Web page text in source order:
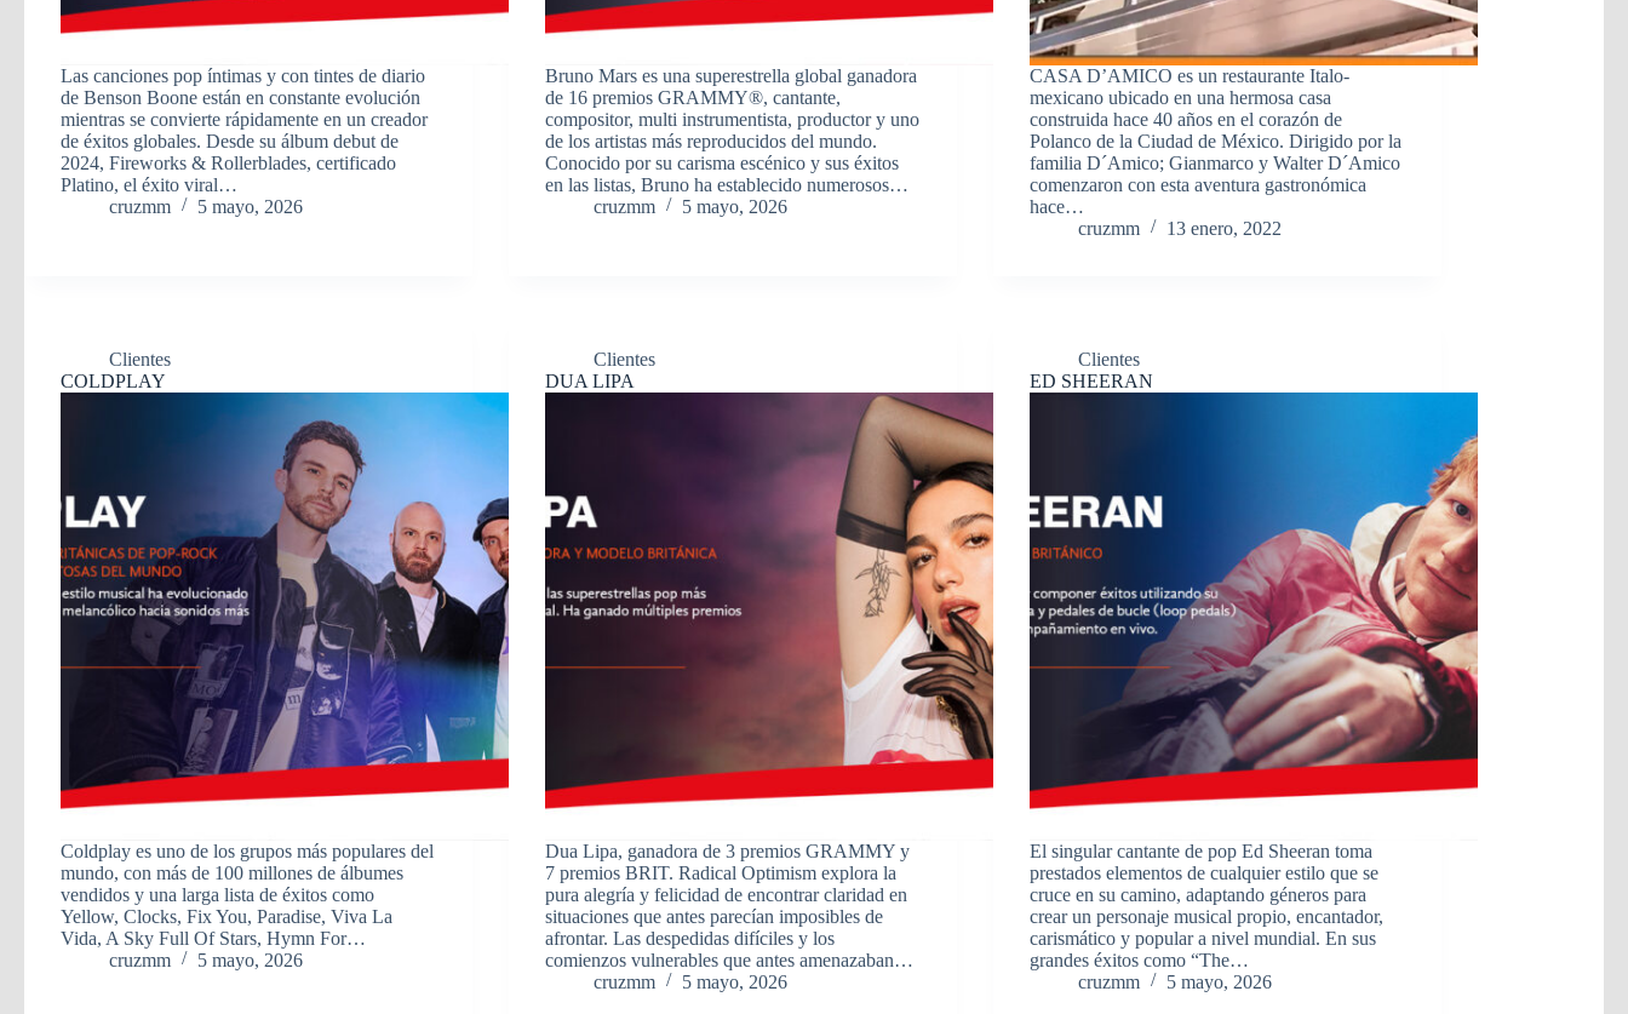
Las canciones pop íntimas y con tintes de diario
de Benson Boone están en constante evolución
mientras se convierte rápidamente en un creador
de éxitos globales. Desde su álbum debut de
2024, Fireworks & Rollerblades, certificado
Platino, el éxito viral…
cruzmm
5 mayo, 2026
Bruno Mars es una superestrella global ganadora
de 16 premios GRAMMY®, cantante,
compositor, multi instrumentista, productor y uno
de los artistas más reproducidos del mundo.
Conocido por su carisma escénico y sus éxitos
en las listas, Bruno ha establecido numerosos…
cruzmm
5 mayo, 2026
CASA D’AMICO es un restaurante Italo-
mexicano ubicado en una hermosa casa
construida hace 40 años en el corazón de
Polanco de la Ciudad de México. Dirigido por la
familia D´Amico; Gianmarco y Walter D´Amico
comenzaron con esta aventura gastronómica
hace…
cruzmm
13 enero, 2022
Clientes
COLDPLAY
Coldplay es uno de los grupos más populares del
mundo, con más de 100 millones de álbumes
vendidos y una larga lista de éxitos como
Yellow, Clocks, Fix You, Paradise, Viva La
Vida, A Sky Full Of Stars, Hymn For…
cruzmm
5 mayo, 2026
Clientes
DUA LIPA
Dua Lipa, ganadora de 3 premios GRAMMY y
7 premios BRIT. Radical Optimism explora la
pura alegría y felicidad de encontrar claridad en
situaciones que antes parecían imposibles de
afrontar. Las despedidas difíciles y los
comienzos vulnerables que antes amenazaban…
cruzmm
5 mayo, 2026
Clientes
ED SHEERAN
El singular cantante de pop Ed Sheeran toma
prestados elementos de cualquier estilo que se
cruce en su camino, adaptando géneros para
crear un personaje musical propio, encantador,
carismático y popular a nivel mundial. En sus
grandes éxitos como “The…
cruzmm
5 mayo, 2026